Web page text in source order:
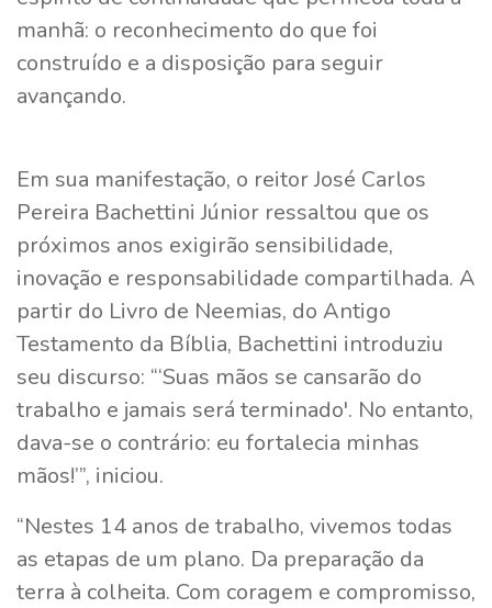
manhã: o reconhecimento do que foi
construído e a disposição para seguir
avançando.
Em sua manifestação, o reitor José Carlos
Pereira Bachettini Júnior ressaltou que os
próximos anos exigirão sensibilidade,
inovação e responsabilidade compartilhada. A
partir do Livro de Neemias, do Antigo
Testamento da Bíblia, Bachettini introduziu
seu discurso: “‘Suas mãos se cansarão do
trabalho e jamais será terminado'. No entanto,
dava-se o contrário: eu fortalecia minhas
mãos!’”, iniciou.
“Nestes 14 anos de trabalho, vivemos todas
as etapas de um plano. Da preparação da
terra à colheita. Com coragem e compromisso,